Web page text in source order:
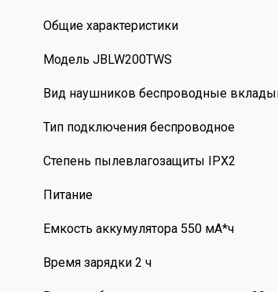
Общие характеристики
Модель JBLW200TWS
Вид наушников беспроводные
Тип подключения беспроводное
Степень пылевлагозащиты IPX2
Питание
Емкость аккумулятора 550 мА*ч
Время зарядки 2 ч